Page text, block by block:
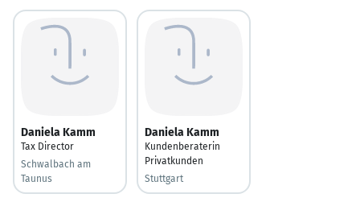
Daniela Kamm
Tax Director
Schwalbach am
Taunus
Daniela Kamm
Kundenberaterin
Privatkunden
Stuttgart